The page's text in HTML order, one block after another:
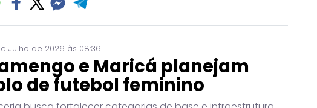
Julho de 2026 às 08:36
e Maricá planejam
de futebol feminino